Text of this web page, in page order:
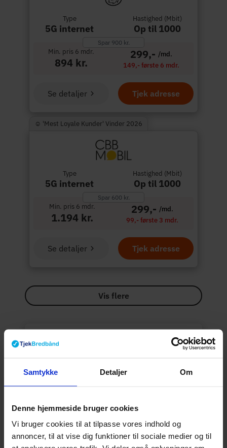
Samtykke Detaljer Om
Denne hjemmeside bruger cookies
Vi bruger cookies til at tilpasse vores indhold og
annoncer, til at vise dig funktioner til sociale medier og til
Type
5G internet
Hastighed (Mbit)
Op til 1000
Spar 900 kr.
Min. pris 6 mdr.
894 kr.
299,- /md.
149,- første 6 mdr.
Tjek adresse
Se detaljer
☺︎ 'Mest Loyale Kunder' Vinder 2026
Type
5G internet
Hastighed (Mbit)
Op til 1000
Spar 600 kr.
Min. pris 6 mdr.
1.194 kr.
299,- /md.
99,- første 3 mdr.
Tjek adresse
Se detaljer
Vis flere
Derfor kan du trygt
brugeTjekbredbånd.dk
overblik over dine internet muligheder. Vi
rangerer de forskellige internet pakker
priser og vores kommission. Vi bliver
kompenseret for at sende kunder til
vores samarbejdspartnere. Læs mere
her